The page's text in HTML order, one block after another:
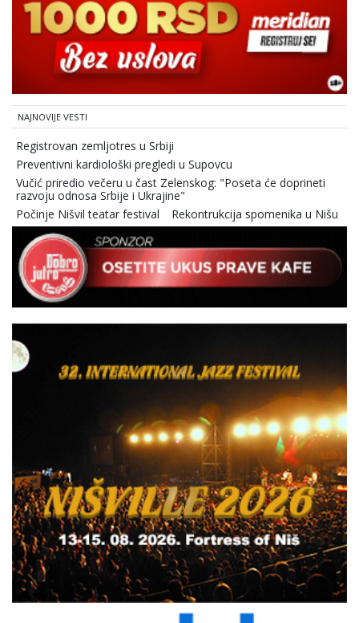
NAJNOVIJE VESTI
Registrovan zemljotres u Srbiji
Preventivni kardiološki pregledi u Supovcu
Vučić priredio večeru u čast Zelenskog: "Poseta će doprineti
razvoju odnosa Srbije i Ukrajine"
Počinje Nišvil teatar festival
Rekontrukcija spomenika u Nišu